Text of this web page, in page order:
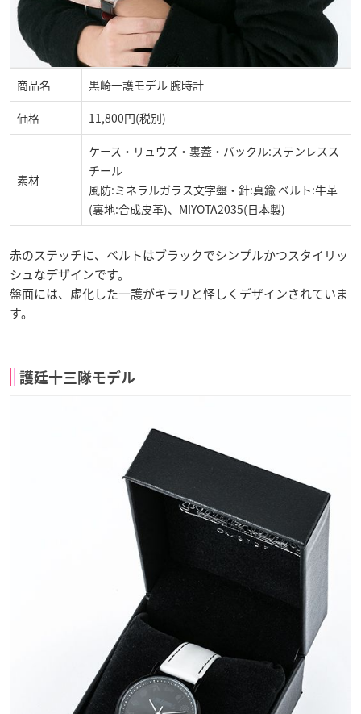
商品名 黒崎一護モデル 腕時計
価格 11,800円(税別)
素材
ケース・リュウズ・裏蓋・バックル:ステンレスス
チール
風防:ミネラルガラス文字盤・針:真鍮 ベルト:牛革
(裏地:合成皮革)、MIYOTA2035(日本製)
赤のステッチに、ベルトはブラックでシンプルかつスタイリッ
シュなデザインです。
盤面には、虚化した一護がキラリと怪しくデザインされていま
す。
護廷十三隊モデル